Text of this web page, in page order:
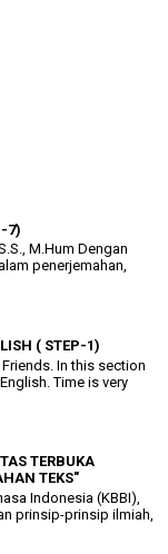
7)
M.Hum Dengan
penerjemahan,
( STEP-1)
Friends. In this section
Time is very
TERBUKA
TEKS"
Indonesia (KBBI),
prinsip-prinsip ilmiah,